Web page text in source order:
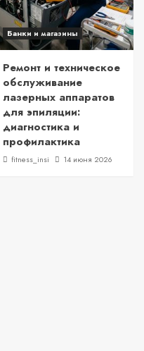
Банки и магазины
Ремонт и техническое
обслуживание
лазерных аппаратов
для эпиляции:
диагностика и
профилактика
fitness_insi 14 июня 2026